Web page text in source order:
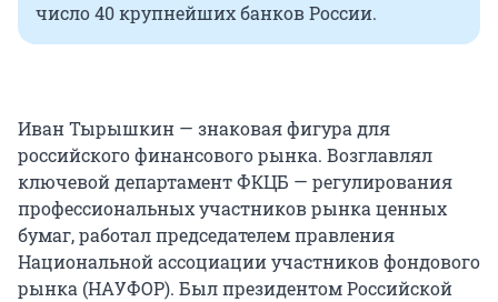
число 40 крупнейших банков России.
Иван Тырышкин — знаковая фигура для
российского финансового рынка. Возглавлял
ключевой департамент ФКЦБ — регулирования
профессиональных участников рынка ценных
бумаг, работал председателем правления
Национальной ассоциации участников фондового
рынка (НАУФОР). Был президентом Российской